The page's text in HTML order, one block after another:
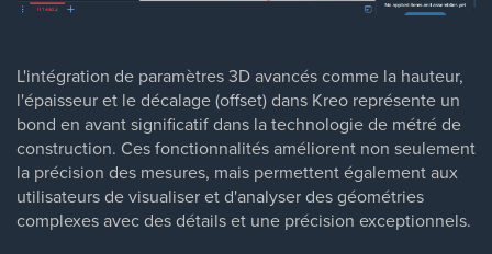
L'intégration de paramètres 3D avancés comme la hauteur,
l'épaisseur et le décalage (offset) dans Kreo représente un
bond en avant significatif dans la technologie de métré de
construction. Ces fonctionnalités améliorent non seulement
la précision des mesures, mais permettent également aux
utilisateurs de visualiser et d'analyser des géométries
complexes avec des détails et une précision exceptionnels.